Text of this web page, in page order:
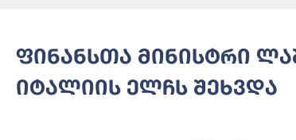
ფინანსთა მინისტრი
იტალიის ელჩს შეხვდა